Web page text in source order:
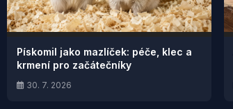
Pískomil jako mazlíček: péče, klec a
krmení pro začátečníky
30. 7. 2026